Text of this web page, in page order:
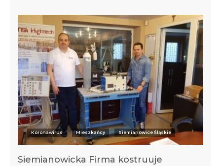
Koronawirus Mieszkańcy Siemianowice Śląskie
Siemianowicka Firma kostruuje